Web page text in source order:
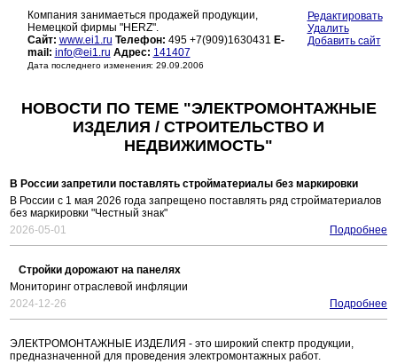
Компания занимаеться продажей продукции,
Немецкой фирмы "HERZ".
Сайт: www.ei1.ru Телефон: 495 +7(909)1630431 E-
mail: info@ei1.ru Адрес: 141407
Дата последнего изменения: 29.09.2006
Редактировать
Удалить
Добавить сайт
НОВОСТИ ПО ТЕМЕ "ЭЛЕКТРОМОНТАЖНЫЕ
ИЗДЕЛИЯ / СТРОИТЕЛЬСТВО И
НЕДВИЖИМОСТЬ"
В России запретили поставлять стройматериалы без маркировки
В России с 1 мая 2026 года запрещено поставлять ряд стройматериалов
без маркировки "Честный знак"
2026-05-01
Подробнее
Стройки дорожают на панелях
Мониторинг отраслевой инфляции
2024-12-26
Подробнее
ЭЛЕКТРОМОНТАЖНЫЕ ИЗДЕЛИЯ - это широкий спектр продукции,
предназначенной для проведения электромонтажных работ.